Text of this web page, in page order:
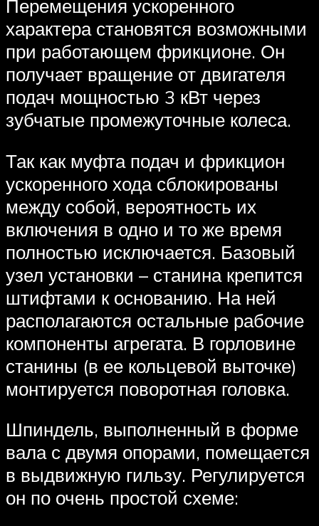
Перемещения ускоренного
характера становятся возможными
при работающем фрикционе. Он
получает вращение от двигателя
подач мощностью 3 кВт через
зубчатые промежуточные колеса.
Так как муфта подач и фрикцион
ускоренного хода сблокированы
между собой, вероятность их
включения в одно и то же время
полностью исключается. Базовый
узел установки – станина крепится
штифтами к основанию. На ней
располагаются остальные рабочие
компоненты агрегата. В горловине
станины (в ее кольцевой выточке)
монтируется поворотная головка.
Шпиндель, выполненный в форме
вала с двумя опорами, помещается
в выдвижную гильзу. Регулируется
он по очень простой схеме: